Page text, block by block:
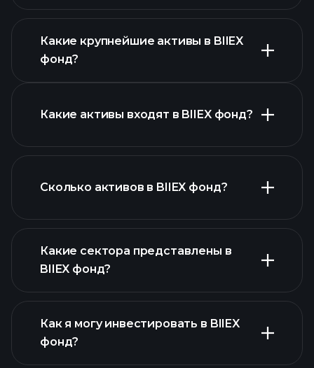
расширенной диаграмме
диаграмме BIIEX фонд
Какие крупнейшие активы в BIIEX
фонд?
активов BIIEX фонд
Какие активы входят в BIIEX фонд?
BIIEX фонд
Сколько активов в BIIEX фонд?
активов BIIEX фонд
Какие сектора представлены в
BIIEX фонд?
Как я могу инвестировать в BIIEX
фонд?